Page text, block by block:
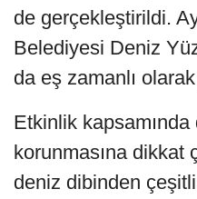
de gerçekleştirildi.
Belediyesi Deniz
da eş zamanlı
Etkinlik kapsamında
korunmasına dikkat
deniz dibinden çeşitli